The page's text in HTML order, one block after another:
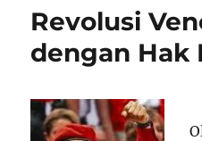
Revolusi
dengan Hak